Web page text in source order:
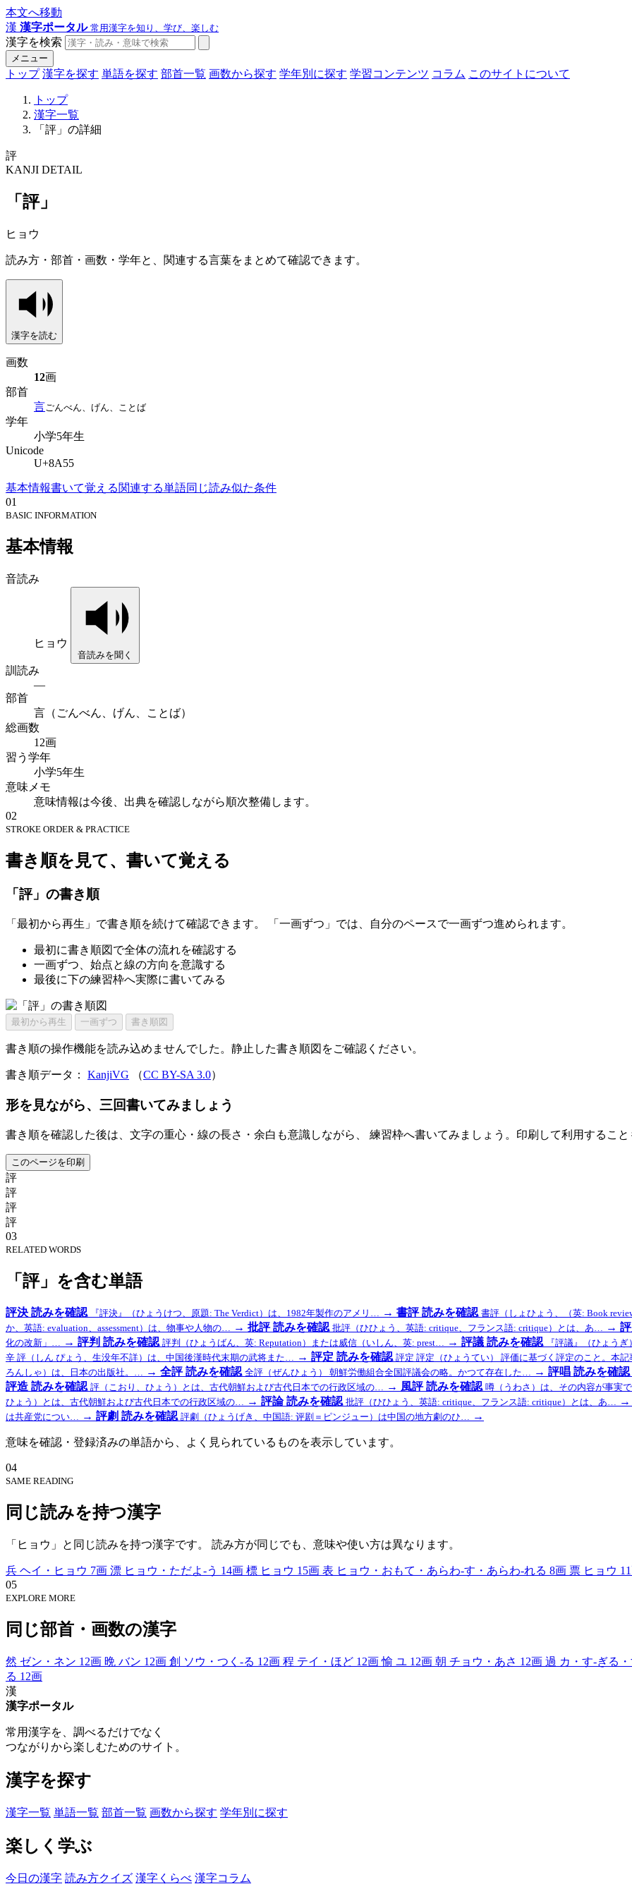
本文へ移動
漢 漢字ポータル 常用漢字を知り、学び、楽しむ
漢字を検索
メニュー
トップ 漢字を探す 単語を探す 部首一覧 画数から探す 学年別に探す 学習コンテンツ コラム このサイトについて
トップ
漢字一覧
「評」の詳細
評
KANJI DETAIL
「評」
ヒョウ
読み方・部首・画数・学年と、関連する言葉をまとめて確認できます。
漢字を読む
画数
12画
部首
言 ごんべん、げん、ことば
学年
小学5年生
Unicode
U+8A55
基本情報書いて覚える関連する単語同じ読み似た条件
01
BASIC INFORMATION
基本情報
音読み
ヒョウ
音読みを聞く
訓読み
—
部首
言（ごんべん、げん、ことば）
総画数
12画
習う学年
小学5年生
意味メモ
意味情報は今後、出典を確認しながら順次整備します。
02
STROKE ORDER & PRACTICE
書き順を見て、書いて覚える
「評」の書き順
「最初から再生」で書き順を続けて確認できます。 「一画ずつ」では、自分のペースで一画ずつ進められます。
最初に書き順図で全体の流れを確認する
一画ずつ、始点と線の方向を意識する
最後に下の練習枠へ実際に書いてみる
最初から再生 一画ずつ 書き順図
書き順の操作機能を読み込めませんでした。静止した書き順図をご確認ください。
書き順データ： KanjiVG （CC BY-SA 3.0）
形を見ながら、三回書いてみましょう
書き順を確認した後は、文字の重心・線の長さ・余白も意識しながら、 練習枠へ書いてみましょう。印刷して利用すること
このページを印刷
評
評
評
評
03
RELATED WORDS
「評」を含む単語
評決 読みを確認 『評決』（ひょうけつ、原題: The Verdict）は、1982年製作のアメリ… → 書評 読みを確認 書評（しょひょう、（英: Book
か、英語: evaluation、assessment）は、物事や人物の… → 批評 読みを確認 批評（ひひょう、英語: critique、フランス語: critique）とは、あ… →
化の改新」… → 評判 読みを確認 評判（ひょうばん、英: Reputation）または威信（いしん、英: prest… → 評議 読みを確認 『評議』（ひょう
辛 評（しん ぴょう、生没年不詳）は、中国後漢時代末期の武将また… → 評定 読みを確認 評定 評定（ひょうてい） 評価に基づく評定のこと。本
ろんしゃ）は、日本の出版社。… → 全評 読みを確認 全評（ぜんひょう） 朝鮮労働組合全国評議会の略。かつて存在した… → 評唱 読みを確認
評造 読みを確認 評（こおり、ひょう）とは、古代朝鮮および古代日本での行政区域の… → 風評 読みを確認 噂（うわさ）は、その内容が事実
ひょう）とは、古代朝鮮および古代日本での行政区域の… → 評論 読みを確認 批評（ひひょう、英語: critique、フランス語: critique）とは、あ… →
は共産党につい… → 評劇 読みを確認 評劇（ひょうげき、中国語: 评剧＝ピンジュー）は中国の地方劇のひ… →
意味を確認・登録済みの単語から、よく見られているものを表示しています。
04
SAME READING
同じ読みを持つ漢字
「ヒョウ」と同じ読みを持つ漢字です。 読み方が同じでも、意味や使い方は異なります。
兵 ヘイ・ヒョウ 7画 漂 ヒョウ・ただよ-う 14画 標 ヒョウ 15画 表 ヒョウ・おもて・あらわ-す・あらわ-れる 8画 票 ヒョウ
05
EXPLORE MORE
同じ部首・画数の漢字
然 ゼン・ネン 12画 晩 バン 12画 創 ソウ・つく-る 12画 程 テイ・ほど 12画愉 ユ 12画 朝 チョウ・あさ 12画 過 カ・す-ぎる
る 12画
漢
漢字ポータル
常用漢字を、調べるだけでなく
つながりから楽しむためのサイト。
漢字を探す
漢字一覧 単語一覧 部首一覧 画数から探す 学年別に探す
楽しく学ぶ
今日の漢字 読み方クイズ 漢字くらべ 漢字コラム